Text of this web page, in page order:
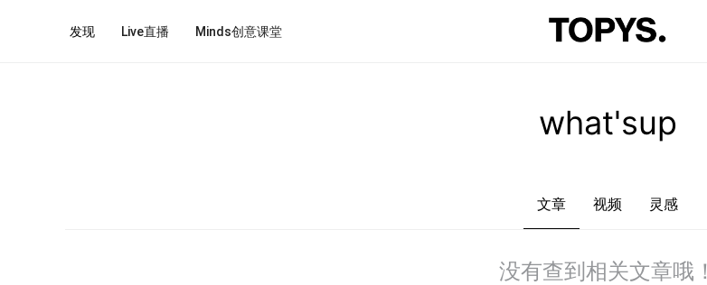
发现 Live直播 Minds创意课堂
文章 视频 灵感
没有查到相关文章哦！